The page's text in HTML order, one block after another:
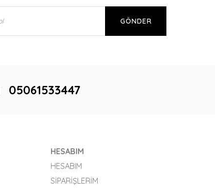
GÖNDER
05061533447
HESABIM
HESABIM
SIPARIŞLERIM